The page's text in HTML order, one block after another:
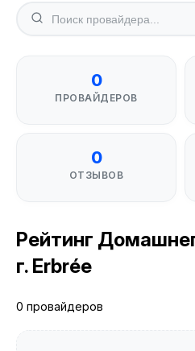
0
ПРОВАЙДЕРОВ
0
ОТЗЫВОВ
Рейтинг
г. Erbrée
0 провайдеров